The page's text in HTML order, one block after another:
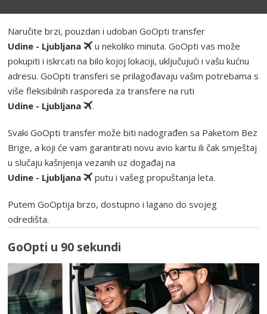
Naručite brzi, pouzdan i udoban GoOpti transfer
Udine - Ljubljana
u nekoliko minuta. GoOpti vas može
pokupiti i iskrcati na bilo kojoj lokaciji, uključujući i vašu kućnu
adresu. GoOpti transferi se prilagođavaju vašim potrebama s
više fleksibilnih rasporeda za transfere na ruti
Udine - Ljubljana
.
Svaki GoOpti transfer može biti nadograđen sa Paketom Bez
Brige, a koji će vam garantirati novu avio kartu ili čak smještaj
u slučaju kašnjenja vezanih uz događaj na
Udine - Ljubljana
putu i vašeg propuštanja leta.
Putem GoOptija brzo, dostupno i lagano do svojeg
odredišta.
GoOpti u 90 sekundi